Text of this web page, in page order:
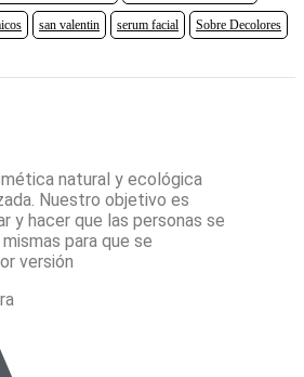
san valentin serum facial Sobre Decolores
natural y ecológica
Nuestro objetivo es
y hacer que las personas se
para que se
versión